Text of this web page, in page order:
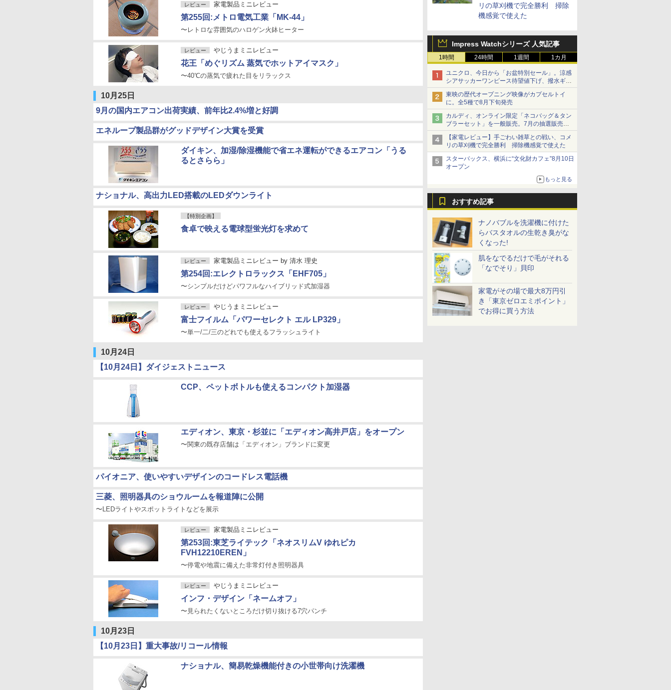
リの草刈機で完全勝利 掃除
機感覚で使えた
Impress Watchシリーズ 人気記事
1時間 24時間 1週間 1カ月
ユニクロ、今日から「お盆特別セール」。涼感
シアサッカーワンピース待望値下げ、撥水ギア
ショーツは1990円に
東映の歴代オープニング映像がカプセルトイ
に。全5種で8月下旬発売
カルディ、オンライン限定「ネコバッグ＆タン
ブラーセット」を一般販売。7月の抽選販売の
当選無効分
【家電レビュー】手ごわい雑草との戦い、コメ
リの草刈機で完全勝利 掃除機感覚で使えた
スターバックス、横浜に“文化財カフェ”8月10日
オープン
もっと見る
おすすめ記事
ナノバブルを洗濯機に付けた
らバスタオルの生乾き臭がな
くなった!
肌をなでるだけで毛がそれる
「なでそり」貝印
家電がその場で最大8万円引
き「東京ゼロエミポイント」
でお得に買う方法
レビュー 家電製品ミニレビュー
第255回:メトロ電気工業「MK-44」
〜レトロな雰囲気のハロゲン火鉢ヒーター
レビュー やじうまミニレビュー
花王「めぐリズム 蒸気でホットアイマスク」
〜40℃の蒸気で疲れた目をリラックス
10月25日
9月の国内エアコン出荷実績、前年比2.4%増と好調
エネループ製品群がグッドデザイン大賞を受賞
ダイキン、加湿/除湿機能で省エネ運転ができるエアコン「うる
るとさらら」
ナショナル、高出力LED搭載のLEDダウンライト
【特別企画】
食卓で映える電球型蛍光灯を求めて
レビュー 家電製品ミニレビュー by 清水 理史
第254回:エレクトロラックス「EHF705」
〜シンプルだけどパワフルなハイブリッド式加湿器
レビュー やじうまミニレビュー
富士フイルム「パワーセレクト エル LP329」
〜単一/二/三のどれでも使えるフラッシュライト
10月24日
【10月24日】ダイジェストニュース
CCP、ペットボトルも使えるコンパクト加湿器
エディオン、東京・杉並に「エディオン高井戸店」をオープン
〜関東の既存店舗は「エディオン」ブランドに変更
パイオニア、使いやすいデザインのコードレス電話機
三菱、照明器具のショウルームを報道陣に公開
〜LEDライトやスポットライトなどを展示
レビュー 家電製品ミニレビュー
第253回:東芝ライテック「ネオスリムV ゆれピカ
FVH12210EREN」
〜停電や地震に備えた非常灯付き照明器具
レビュー やじうまミニレビュー
インフ・デザイン「ネームオフ」
〜見られたくないところだけ切り抜ける7穴パンチ
10月23日
【10月23日】重大事故/リコール情報
ナショナル、簡易乾燥機能付きの小世帯向け洗濯機